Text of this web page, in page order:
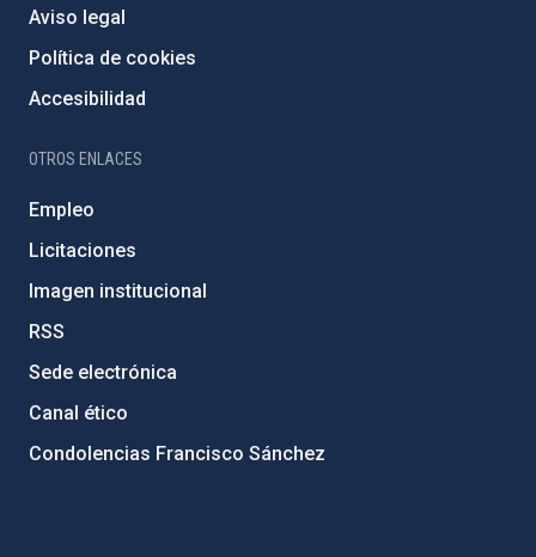
Aviso legal
Política de cookies
Accesibilidad
OTROS ENLACES
Empleo
Licitaciones
Imagen institucional
RSS
Sede electrónica
Canal ético
Condolencias Francisco Sánchez